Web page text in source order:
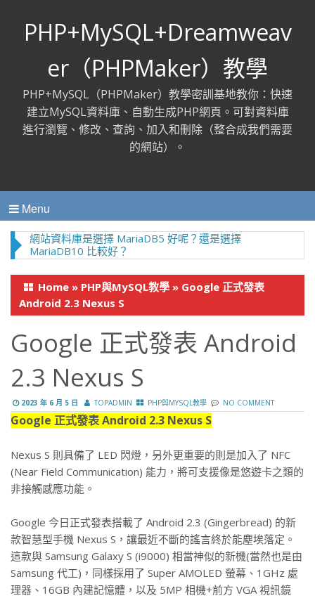
PHP+MySQL+Dreamweav
er（PHPMaker）教學
PHP+MySQL（PHPMaker）教學密訓基地教你：快速
建立MySQL資料庫、自動生成PHP網頁。可對資料庫
進行瀏覽、修改、查詢、加入和刪除（整合成我們需要
的網站）。
Menu
網站資料庫是選擇 MariaDB5 好呢？還是選擇
MariaDB10 比較好？
Home » PHP與MySQL教學 » Google 正式發表
Android 2.3 Nexus S
Google 正式發表 Android
2.3 Nexus S
2023 年 6 月 5 日 TOPADMIN PHP與MYSQL教學 NO COMMENT
Google 正式發表 Android 2.3 Nexus S
Nexus S 則具備了 LED 閃燈，另外更重要的則是加入了 NFC
(Near Field Communication) 能力，將可支援像是悠遊卡之類的
非接觸感應功能。
Google 今日正式發表搭載了 Android 2.3 (Gingerbread) 的新
款智慧型手機 Nexus S，讓最近不斷的謠言終於能塵埃落定。
這款與 Samsung Galaxy S (i9000) 相當神似的新機(當然也是由
Samsung 代工)，同樣採用了 Super AMOLED 螢幕、1GHz 處
理器、16GB 內建記憶體，以及 5MP 相機+前方 VGA 視訊鏡